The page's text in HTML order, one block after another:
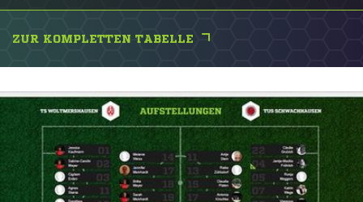
ZUR KOMPLETTEN TABELLE